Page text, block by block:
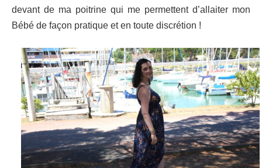
devant de ma poitrine qui me permettent d’allaiter mon
Bébé de façon pratique et en toute discrétion !